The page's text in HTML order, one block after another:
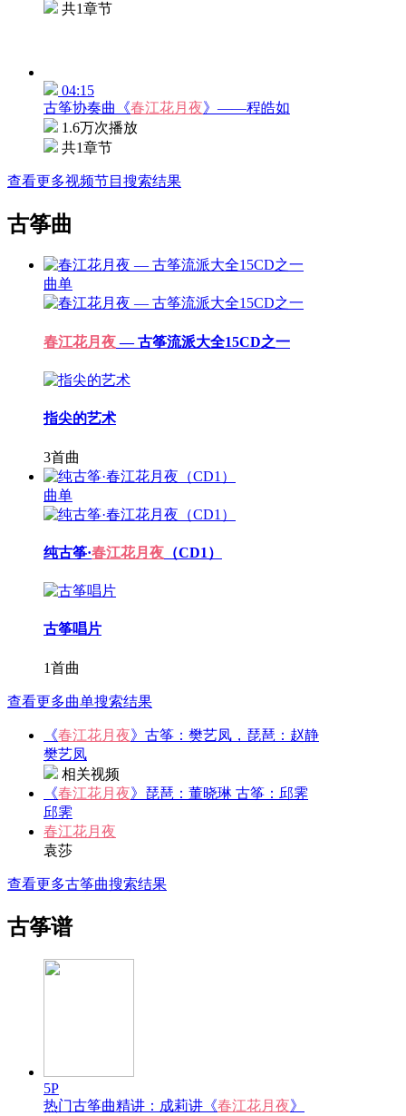
共1章节
04:15
古筝协奏曲《春江花月夜》——程皓如
1.6万次播放
共1章节
查看更多视频节目搜索结果
古筝曲
曲单
春江花月夜— 古筝流派大全15CD之一
指尖的艺术
3首曲
曲单
纯古筝·春江花月夜 （CD1）
古筝唱片
1首曲
查看更多曲单搜索结果
《春江花月夜》古筝：樊艺凤，琵琶：赵静
樊艺凤
相关视频
《春江花月夜》琵琶：董晓琳 古筝：邱霁
邱霁
春江花月夜
袁莎
查看更多古筝曲搜索结果
古筝谱
5P
热门古筝曲精讲：成莉讲《春江花月夜》